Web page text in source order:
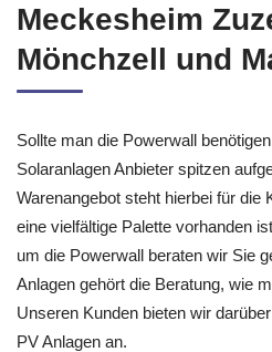
Meckesheim
Mönchzell und
Sollte man die Powerwall
Solaranlagen Anbieter spitzen
Warenangebot steht hierbei für die
eine vielfältige Palette vorhanden
um die Powerwall beraten wir Sie
Anlagen gehört die Beratung, wie
Unseren Kunden bieten wir
PV Anlagen an.